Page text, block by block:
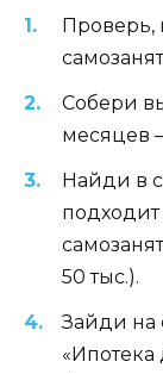
Проверь,
Собери
месяцев
Найди в
подходит
50 тыс.).
Зайди на
«Ипотека